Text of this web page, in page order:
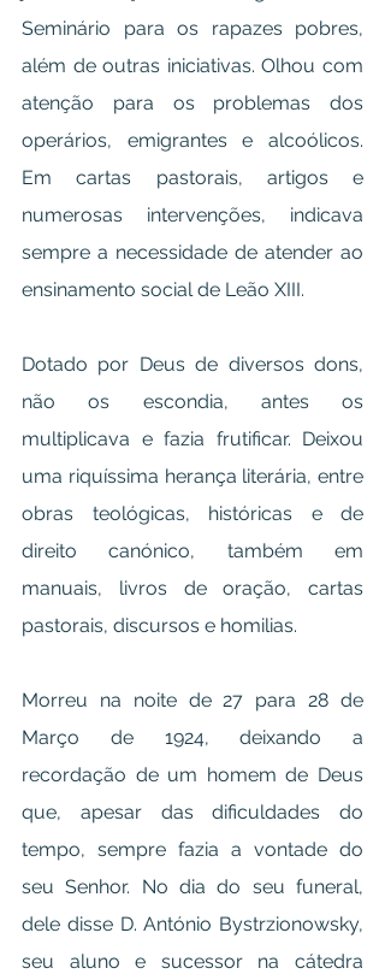
Seminário para os rapazes pobres,
além de outras iniciativas. Olhou com
atenção para os problemas dos
operários, emigrantes e alcoólicos.
Em cartas pastorais, artigos e
numerosas intervenções, indicava
sempre a necessidade de atender ao
ensinamento social de Leão XIII.
Dotado por Deus de diversos dons,
não os escondia, antes os
multiplicava e fazia frutificar. Deixou
uma riquíssima herança literária, entre
obras teológicas, históricas e de
direito canónico, também em
manuais, livros de oração, cartas
pastorais, discursos e homilias.
Morreu na noite de 27 para 28 de
Março de 1924, deixando a
recordação de um homem de Deus
que, apesar das dificuldades do
tempo, sempre fazia a vontade do
seu Senhor. No dia do seu funeral,
dele disse D. António Bystrzionowsky,
seu aluno e sucessor na cátedra